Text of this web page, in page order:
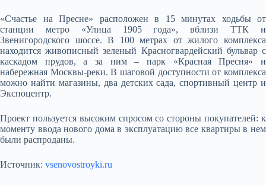
«Счастье на Пресне» расположен в 15 минутах ходьбы от
станции метро «Улица 1905 года», вблизи ТТК и
Звенигородского шоссе. В 100 метрах от жилого комплекса
находится живописный зеленый Красногвардейский бульвар с
каскадом прудов, а за ним – парк «Красная Пресня» и
набережная Москвы-реки. В шаговой доступности от комплекса
можно найти магазины, два детских сада, спортивный центр и
Экспоцентр.
Проект пользуется высоким спросом со стороны покупателей: к
моменту ввода нового дома в эксплуатацию все квартиры в нем
были распроданы.
Источник: vsenovostroyki.ru